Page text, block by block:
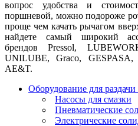
вопрос удобства и
поршневой, можно подороже
проще чем качать рычагом
найдете самый широкий
брендов Pressol,
UNILUBE, Graco,
AE&T.
Оборудование для раздачи
Насосы для смазки
Пневматические
Электрические